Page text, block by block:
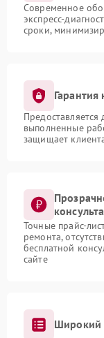
Современное
экспресс-
сроки,
Гарантия
выполненные
защищает
Точные прайс-
ремонта,
бесплатной
сайте
Широкий